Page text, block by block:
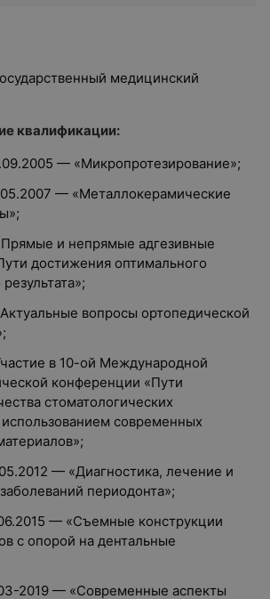
медицинский
квалификации:
— «Микропротезирование»;
— «Металлокерамические
и непрямые адгезивные
достижения оптимального
вопросы ортопедической
в 10-ой Международной
конференции «Пути
стоматологических
современных
— «Диагностика, лечение и
периодонта»;
— «Съемные конструкции
с опорой на дентальные
2019 — «Современные аспекты